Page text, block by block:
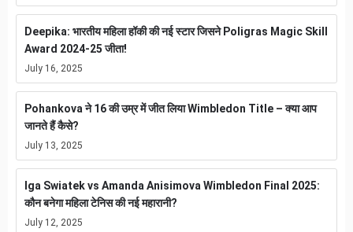
Deepika: भारतीय महिला हॉकी की नई स्टार जिसने Poligras Magic Skill
Award 2024-25 जीता!
July 16, 2025
Pohankova ने 16 की उम्र में जीत लिया Wimbledon Title – क्या आप
जानते हैं कैसे?
July 13, 2025
Iga Swiatek vs Amanda Anisimova Wimbledon Final 2025:
कौन बनेगा महिला टेनिस की नई महारानी?
July 12, 2025